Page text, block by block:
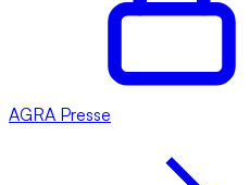
AGRA Presse